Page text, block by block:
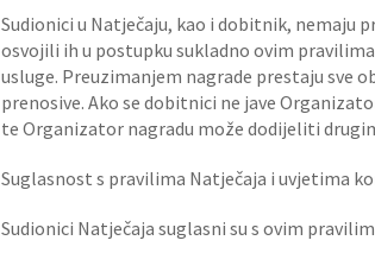
Sudionici u Natječaju, kao i dobitnik, nemaju
osvojili ih u postupku sukladno ovim
usluge. Preuzimanjem nagrade prestaju sve
prenosive. Ako se dobitnici ne jave
te Organizator nagradu može dodijeliti
Suglasnost s pravilima Natječaja i uvjetima
Sudionici Natječaja suglasni su s ovim